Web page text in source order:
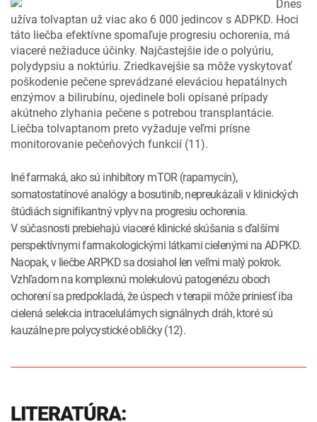
Dnes
užíva tolvaptan už viac ako 6 000 jedincov s ADPKD. Hoci
táto liečba efektívne spomaľuje progresiu ochorenia, má
viaceré nežiaduce účinky. Najčastejšie ide o polyúriu,
polydypsiu a noktúriu. Zriedkavejšie sa môže vyskytovať
poškodenie pečene sprevádzané eleváciou hepatálnych
enzýmov a bilirubínu, ojedinele boli opísané prípady
akútneho zlyhania pečene s potrebou transplantácie.
Liečba tolvaptanom preto vyžaduje veľmi prísne
monitorovanie pečeňových funkcií (11).
Iné farmaká, ako sú inhibítory mTOR (rapamycín),
somatostatínové analógy a bosutinib, nepreukázali v klinických
štúdiách signifikantný vplyv na progresiu ochorenia.
V súčasnosti prebiehajú viaceré klinické skúšania s ďalšími
perspektívnymi farmakologickými látkami cielenými na ADPKD.
Naopak, v liečbe ARPKD sa dosiahol len veľmi malý pokrok.
Vzhľadom na komplexnú molekulovú patogenézu oboch
ochorení sa predpokladá, že úspech v terapii môže priniesť iba
cielená selekcia intracelulárnych signálnych dráh, ktoré sú
kauzálne pre polycystické obličky (12).
LITERATÚRA: